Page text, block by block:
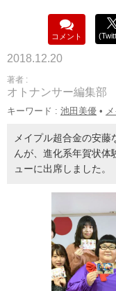
コメント
2018.12.20
著者 :
オトナンサー編集部
キーワード : 池田美優 •
メイプル超合金の安
んが、進化系年賀状体
ューに出席しました。